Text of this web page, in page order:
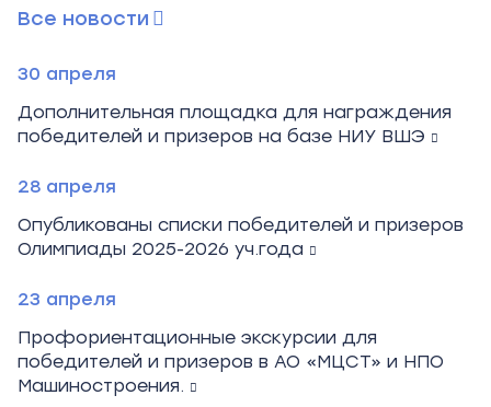
Все новости
30 апреля
Дополнительная площадка для награждения
победителей и призеров на базе НИУ ВШЭ
28 апреля
Опубликованы списки победителей и призеров
Олимпиады 2025-2026 уч.года
23 апреля
Профориентационные экскурсии для
победителей и призеров в АО «МЦСТ» и НПО
Машиностроения.